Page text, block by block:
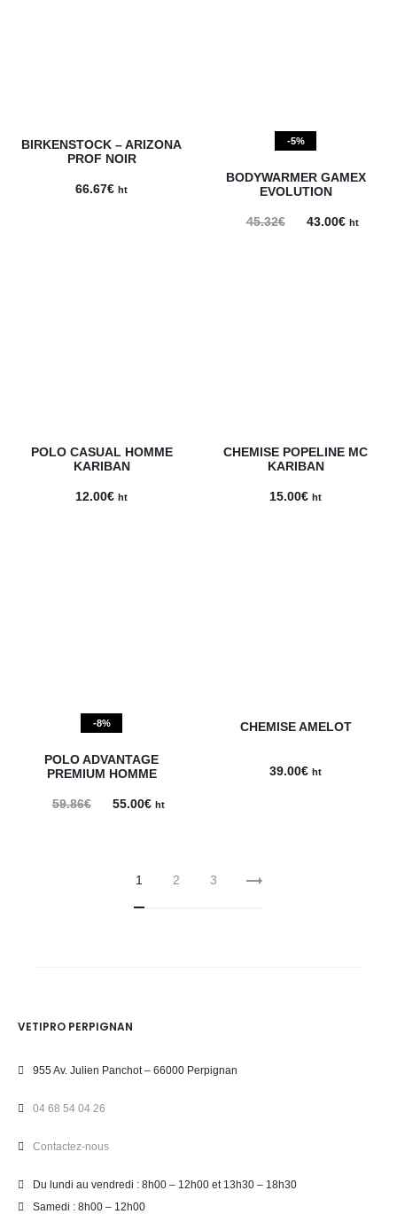
BIRKENSTOCK – ARIZONA
PROF NOIR
66.67€ ht
-5%
BODYWARMER GAMEX
EVOLUTION
45.32€ 43.00€Le
ht
POLO CASUAL HOMME
KARIBAN
12.00€ ht
CHEMISE POPELINE MC
KARIBAN
15.00€ ht
-8%
POLO ADVANTAGE
PREMIUM HOMME
59.86€
59.86€.
55.00€Le
est :
ht
CHEMISE AMELOT
39.00€ ht
1 2 3
VETIPRO PERPIGNAN
955 Av. Julien Panchot – 66000 Perpignan
04 68 54 04 26
Contactez-nous
Du lundi au vendredi : 8h00 – 12h00 et 13h30 – 18h30
Samedi : 8h00 – 12h00